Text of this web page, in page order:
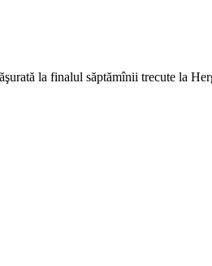
la finalul săptămînii trecute la